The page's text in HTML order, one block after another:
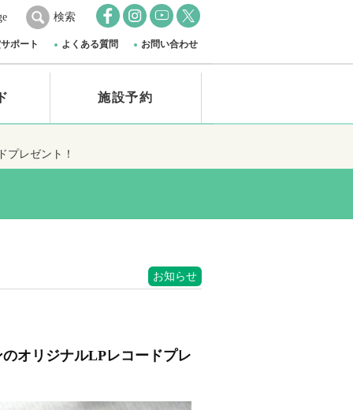
検索
ポート よくある質問 お問い合わせ
施設予約
プレゼント！
お知らせ
オリジナルLPレコードプレ